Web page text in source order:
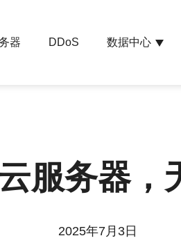
器 DDoS 数据中心
服务器，
2025年7月3日